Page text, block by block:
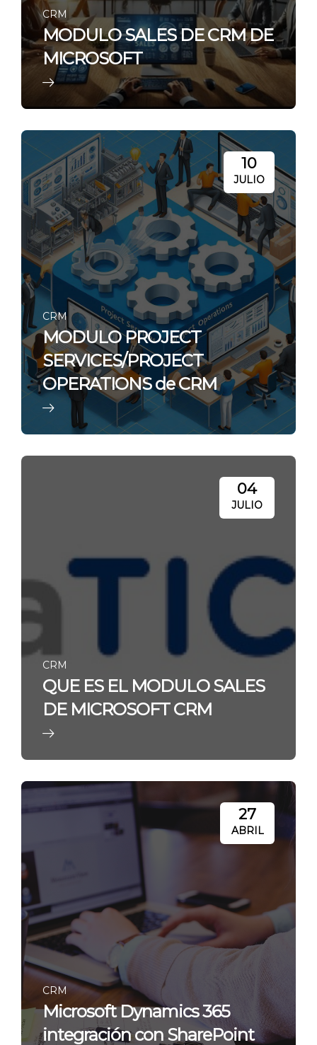
CRM
MODULO SALES DE CRM DE
MICROSOFT
10
JULIO
CRM
MODULO PROJECT
SERVICES/PROJECT
OPERATIONS de CRM
04
JULIO
CRM
QUE ES EL MODULO SALES
DE MICROSOFT CRM
27
ABRIL
CRM
Microsoft Dynamics 365
integración con SharePoint